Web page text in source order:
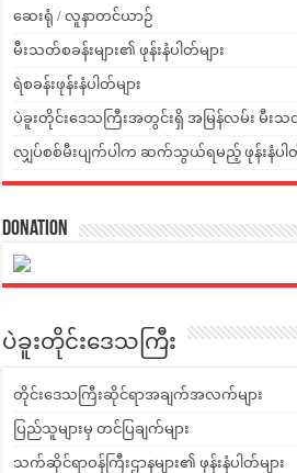
ဆေးရုံ / လူနာတင်ယာဉ်
မီးသတ်စခန်းများ၏ ဖုန်းနံပါတ်များ
ရဲစခန်းဖုန်းနံပါတ်များ
ပဲခူးတိုင်းဒေသကြီးအတွင်းရှိ အမြန်လမ်း မီးသတ်
လျှပ်စစ်မီးပျက်ပါက ဆက်သွယ်ရမည့် ဖုန်းနံပါတ်
Donation
ပဲခူးတိုင်းဒေသကြီး
တိုင်းဒေသကြီးဆိုင်ရာအချက်အလက်များ
ပြည်သူများမှ တင်ပြချက်များ
သက်ဆိုင်ရာဝန်ကြီးဌာနများ၏ ဖုန်းနံပါတ်များ